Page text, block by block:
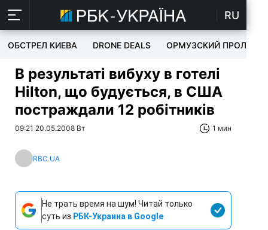
RU
ОБСТРЕЛ КИЕВА DRONE DEALS ОРМУЗСКИЙ ПРОЛИВ
В результаті вибуху в готелі
Hilton, що будується, в США
постраждали 12 робітників
09:21 20.05.2008 Вт 1 мин
RBC.UA
Не трать время на шум! Читай только
суть из РБК-Украина в Google